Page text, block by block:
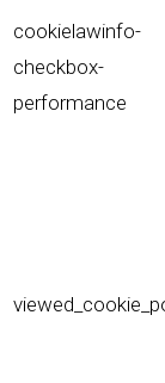
cookielawinfo-
checkbox-
performance